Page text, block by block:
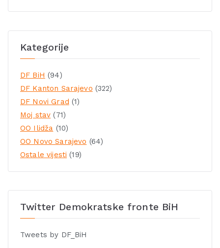
Kategorije
DF BiH (94)
DF Kanton Sarajevo (322)
DF Novi Grad (1)
Moj stav (71)
OO Ilidža (10)
OO Novo Sarajevo (64)
Ostale vijesti (19)
Twitter Demokratske fronte BiH
Tweets by DF_BiH